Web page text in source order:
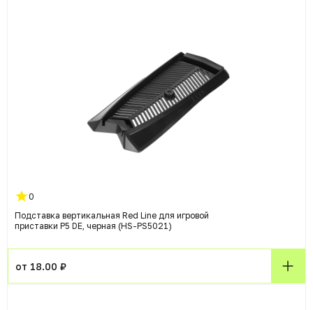
0
Подставка вертикальная Red Line для игровой
приставки P5 DE, черная (HS-PS5021)
от 18.00 ₽